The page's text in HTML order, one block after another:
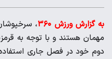
به گزارش ورزش ۳۶۰
،
مهمان هستند و با توجه به
دوم خود در فصل جاری